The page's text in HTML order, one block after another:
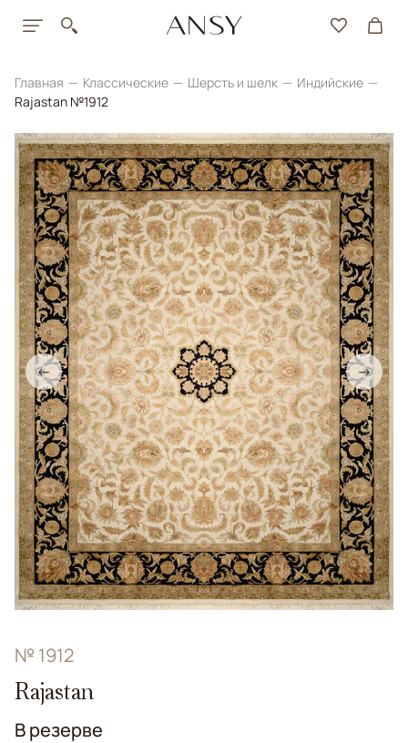
Главная Классические Шерсть и шелк
Индийские
Rajastan №1912
← →
№ 1912
Rajastan
В резерве